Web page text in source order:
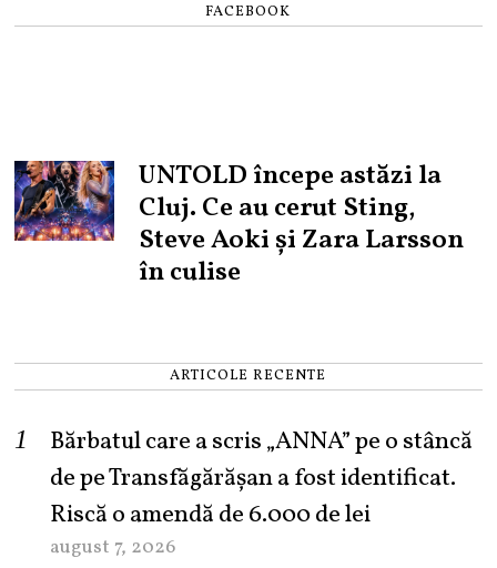
FACEBOOK
UNTOLD începe astăzi la
Cluj. Ce au cerut Sting,
Steve Aoki și Zara Larsson
în culise
ARTICOLE RECENTE
Bărbatul care a scris „ANNA” pe o stâncă
de pe Transfăgărășan a fost identificat.
Riscă o amendă de 6.000 de lei
august 7, 2026